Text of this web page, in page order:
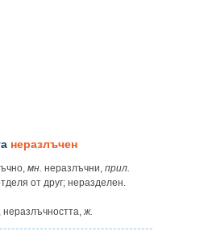
неразлъчен
мн. неразлъчни, прил.
от друг; неразделен.
, неразлъчността,ж.